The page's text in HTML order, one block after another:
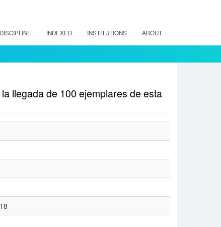
DISCIPLINE INDEXED INSTITUTIONS ABOUT
llegada de 100 ejemplares de esta